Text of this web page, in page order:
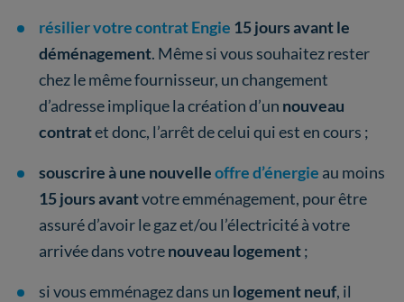
résilier votre contratEngie 15 jours avant le
déménagement. Même si vous souhaitez rester
chez le même fournisseur, un changement
d’adresse implique la création d’un nouveau
contratet donc, l’arrêt de celui qui est en cours ;
souscrire à une nouvelleoffre d’énergie au moins
15 jours avantvotre emménagement, pour être
assuré d’avoir le gaz et/ou l’électricité à votre
arrivée dans votrenouveau logement;
si vous emménagez dans un logement neuf, il